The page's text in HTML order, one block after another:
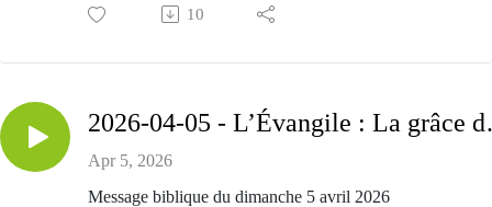
Prédicateur : Alexandre Marquis
10
2026-04-
Apr 5, 2026
Message biblique du dimanche 5 avril 2026